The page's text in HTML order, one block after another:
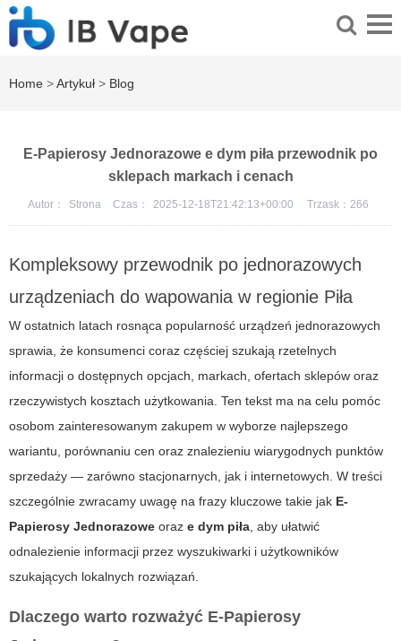
Home >Artykuł > Blog
E-Papierosy Jednorazowe e dym piła przewodnik po
sklepach markach i cenach
Autor： Strona Czas： 2025-12-18T21:42:13+00:00 Trzask： 266
Kompleksowy przewodnik po jednorazowych
urządzeniach do wapowania w regionie Piła
W ostatnich latach rosnąca popularność urządzeń jednorazowych
sprawia, że konsumenci coraz częściej szukają rzetelnych
informacji o dostępnych opcjach, markach, ofertach sklepów oraz
rzeczywistych kosztach użytkowania. Ten tekst ma na celu pomóc
osobom zainteresowanym zakupem w wyborze najlepszego
wariantu, porównaniu cen oraz znalezieniu wiarygodnych punktów
sprzedaży — zarówno stacjonarnych, jak i internetowych. W treści
szczególnie zwracamy uwagę na frazy kluczowe takie jak E-
Papierosy Jednorazowe oraz e dym piła, aby ułatwić
odnalezienie informacji przez wyszukiwarki i użytkowników
szukających lokalnych rozwiązań.
Dlaczego warto rozważyć E-Papierosy